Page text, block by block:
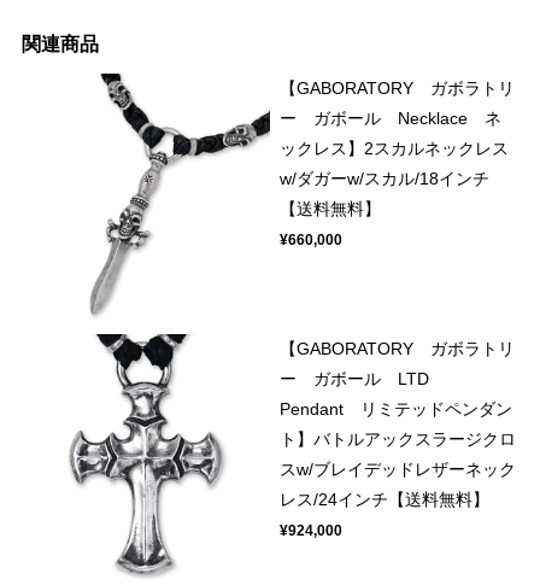
関連商品
【GABORATORY ガボラトリ
ー ガボール Necklace ネ
ックレス】2スカルネックレス
w/ダガーw/スカル/18インチ
【送料無料】
¥660,000
【GABORATORY ガボラトリ
ー ガボール LTD
Pendant リミテッドペンダン
ト】バトルアックスラージクロ
スw/ブレイデッドレザーネック
レス/24インチ【送料無料】
¥924,000